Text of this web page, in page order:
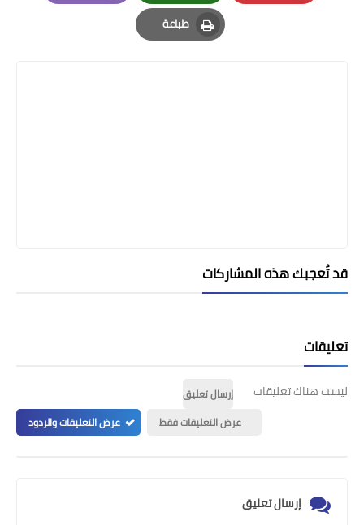
Pinterest
Whatsapp
Email
طباعة
Print
قد تُعجبك هذه المشاركات
تعليقات
ليست هناك تعليقات
إرسال تعليق
عرض التعليقات فقط
عرض التعليقات والردود
إرسال تعليق